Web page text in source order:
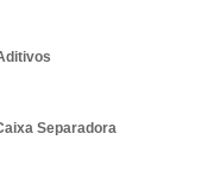
Separadora